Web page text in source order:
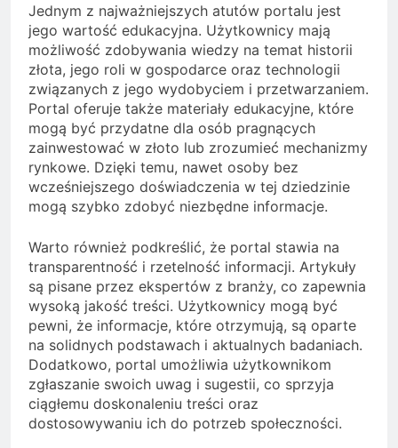
Jednym z najważniejszych atutów portalu jest
jego wartość edukacyjna. Użytkownicy mają
możliwość zdobywania wiedzy na temat historii
złota, jego roli w gospodarce oraz technologii
związanych z jego wydobyciem i przetwarzaniem.
Portal oferuje także materiały edukacyjne, które
mogą być przydatne dla osób pragnących
zainwestować w złoto lub zrozumieć mechanizmy
rynkowe. Dzięki temu, nawet osoby bez
wcześniejszego doświadczenia w tej dziedzinie
mogą szybko zdobyć niezbędne informacje.
Warto również podkreślić, że portal stawia na
transparentność i rzetelność informacji. Artykuły
są pisane przez ekspertów z branży, co zapewnia
wysoką jakość treści. Użytkownicy mogą być
pewni, że informacje, które otrzymują, są oparte
na solidnych podstawach i aktualnych badaniach.
Dodatkowo, portal umożliwia użytkownikom
zgłaszanie swoich uwag i sugestii, co sprzyja
ciągłemu doskonaleniu treści oraz
dostosowywaniu ich do potrzeb społeczności.